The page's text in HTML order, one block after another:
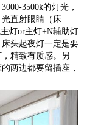
3500k的灯光，
直射眼睛（床
灯or主灯+N辅助灯
头起夜灯一定是要
精致有质感。另
两边都要留插座，